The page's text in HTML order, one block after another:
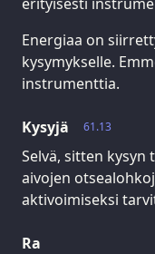
Energiaa on
kysymykselle.
instrumenttia.
61.13
Kysyjä
Selvä, sitten
aivojen
aktivoimiseksi
Ra